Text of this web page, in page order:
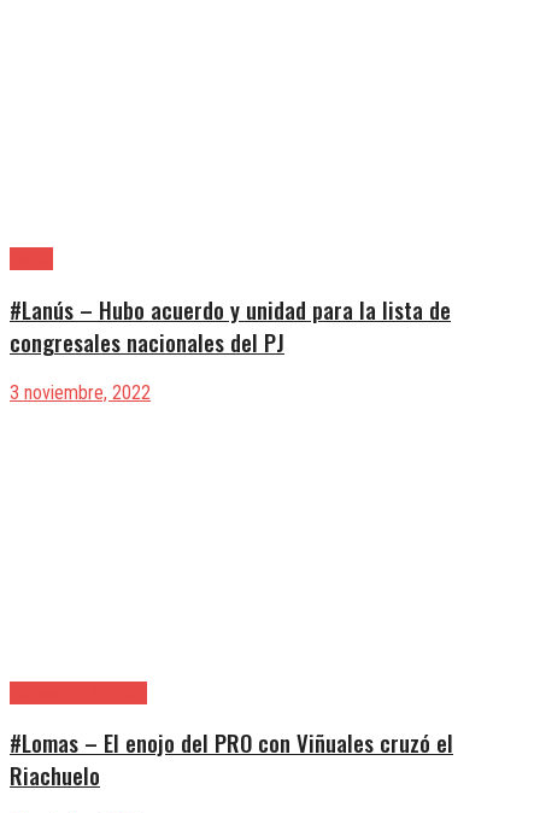
#Lanús – Hubo acuerdo y unidad para la lista de
congresales nacionales del PJ
3 noviembre, 2022
#Lomas – El enojo del PRO con Viñuales cruzó el
Riachuelo